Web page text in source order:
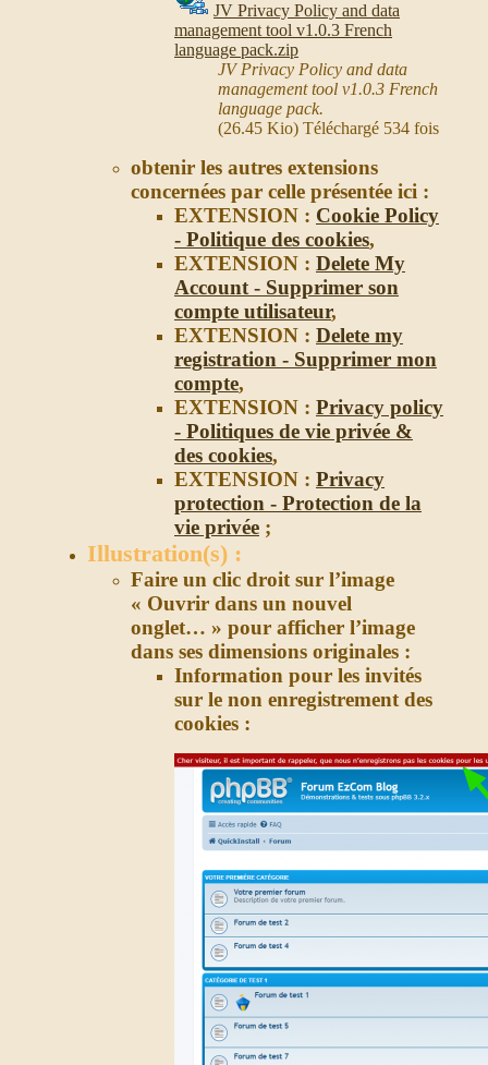
JV Privacy Policy and data
management tool v1.0.3 French
language pack.zip
JV Privacy Policy and data
management tool v1.0.3 French
language pack.
(26.45 Kio) Téléchargé 534 fois
obtenir les autres extensions
concernées par celle présentée ici :
EXTENSION : Cookie Policy
- Politique des cookies,
EXTENSION : Delete My
Account - Supprimer son
compte utilisateur,
EXTENSION : Delete my
registration - Supprimer mon
compte,
EXTENSION : Privacy policy
- Politiques de vie privée &
des cookies,
EXTENSION : Privacy
protection - Protection de la
vie privée ;
Illustration(s) :
Faire un clic droit sur l’image
« Ouvrir dans un nouvel
onglet… » pour afficher l’image
dans ses dimensions originales :
Information pour les invités
sur le non enregistrement des
cookies :